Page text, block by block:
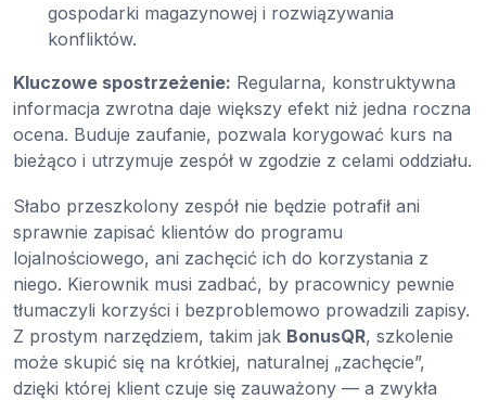
gospodarki magazynowej i rozwiązywania
konfliktów.
Kluczowe spostrzeżenie: Regularna, konstruktywna
informacja zwrotna daje większy efekt niż jedna roczna
ocena. Buduje zaufanie, pozwala korygować kurs na
bieżąco i utrzymuje zespół w zgodzie z celami oddziału.
Słabo przeszkolony zespół nie będzie potrafił ani
sprawnie zapisać klientów do programu
lojalnościowego, ani zachęcić ich do korzystania z
niego. Kierownik musi zadbać, by pracownicy pewnie
tłumaczyli korzyści i bezproblemowo prowadzili zapisy.
Z prostym narzędziem, takim jak BonusQR, szkolenie
może skupić się na krótkiej, naturalnej „zachęcie”,
dzięki której klient czuje się zauważony — a zwykła